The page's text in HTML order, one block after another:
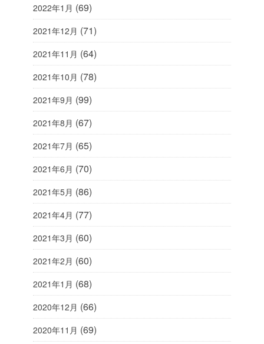
2022年1月 (69)
2021年12月 (71)
2021年11月 (64)
2021年10月 (78)
2021年9月 (99)
2021年8月 (67)
2021年7月 (65)
2021年6月 (70)
2021年5月 (86)
2021年4月 (77)
2021年3月 (60)
2021年2月 (60)
2021年1月 (68)
2020年12月 (66)
2020年11月 (69)